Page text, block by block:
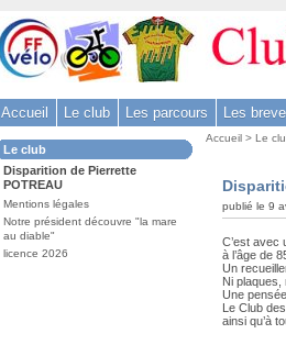
Accueil Le club Les parcours Les
Dans
la
rubrique
:
Le club
Disparition de Pierrette
POTREAU
Mentions légales
Notre président découvre "la mare
au diable"
licence 2026
Vous
Accueil >Le
publié le 9
C’est avec
à l’âge de
Un
Ni plaques,
Une
Le Club
ainsi qu’à